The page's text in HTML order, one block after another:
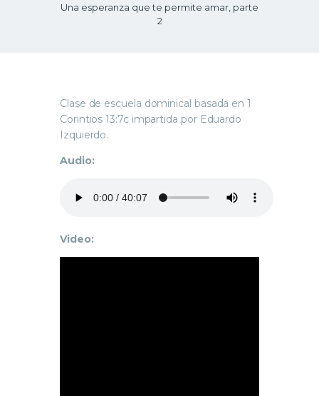
Una esperanza que te permite amar, parte
2
Clase de escuela dominical basada en 1
Corintios 13:7c impartida por Eduardo
Izquierdo.
Audio:
Video: